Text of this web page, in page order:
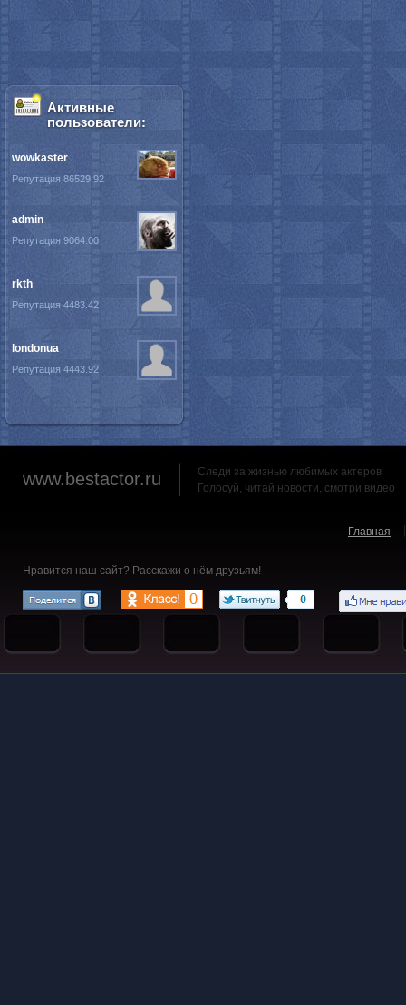
Активные
пользователи:
wowkaster
Репутация 86529.92
admin
Репутация 9064.00
rkth
Репутация 4483.42
londonua
Репутация 4443.92
www.bestactor.ru
Следи за жизнью любимых актеров
Голосуй, читай новости, смотри видео
Главная
Нравится наш сайт? Расскажи о нём друзьям!